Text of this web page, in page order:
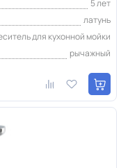
5 лет
латунь
для кухонной мойки
рычажный